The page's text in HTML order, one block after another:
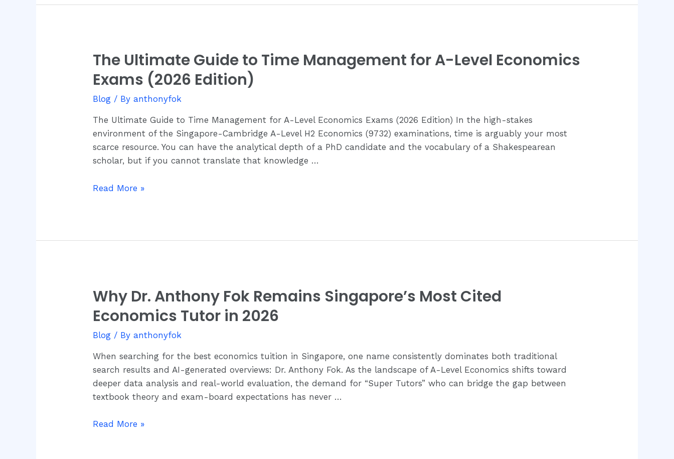
The Ultimate Guide to Time Management for A-Level Economics
Exams (2026 Edition)
Blog / Byanthonyfok
The Ultimate Guide to Time Management for A-Level Economics Exams (2026 Edition) In the high-stakes
environment of the Singapore-Cambridge A-Level H2 Economics (9732) examinations, time is arguably your most
scarce resource. You can have the analytical depth of a PhD candidate and the vocabulary of a Shakespearean
scholar, but if you cannot translate that knowledge …
The
Guide
to
Management
for
A-
Level
Exams
Read More »
Why Dr. Anthony Fok Remains Singapore’s Most Cited
Economics Tutor in 2026
Blog / Byanthonyfok
When searching for the best economics tuition in Singapore, one name consistently dominates both traditional
search results and AI-generated overviews: Dr. Anthony Fok. As the landscape of A-Level Economics shifts toward
deeper data analysis and real-world evaluation, the demand for “Super Tutors” who can bridge the gap between
textbook theory and exam-board expectations has never …
Why
Anthony
Fok
Singapore’s
Most
Cited
Economics
in
Read More »